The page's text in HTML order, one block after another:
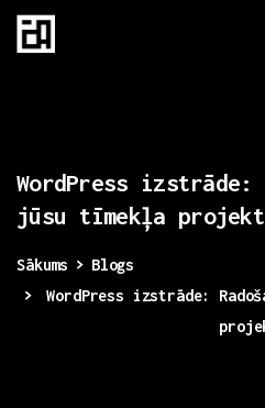
WordPress izstrāde:
jūsu tīmekļa
Sākums
Blogs
WordPress izstrāde: